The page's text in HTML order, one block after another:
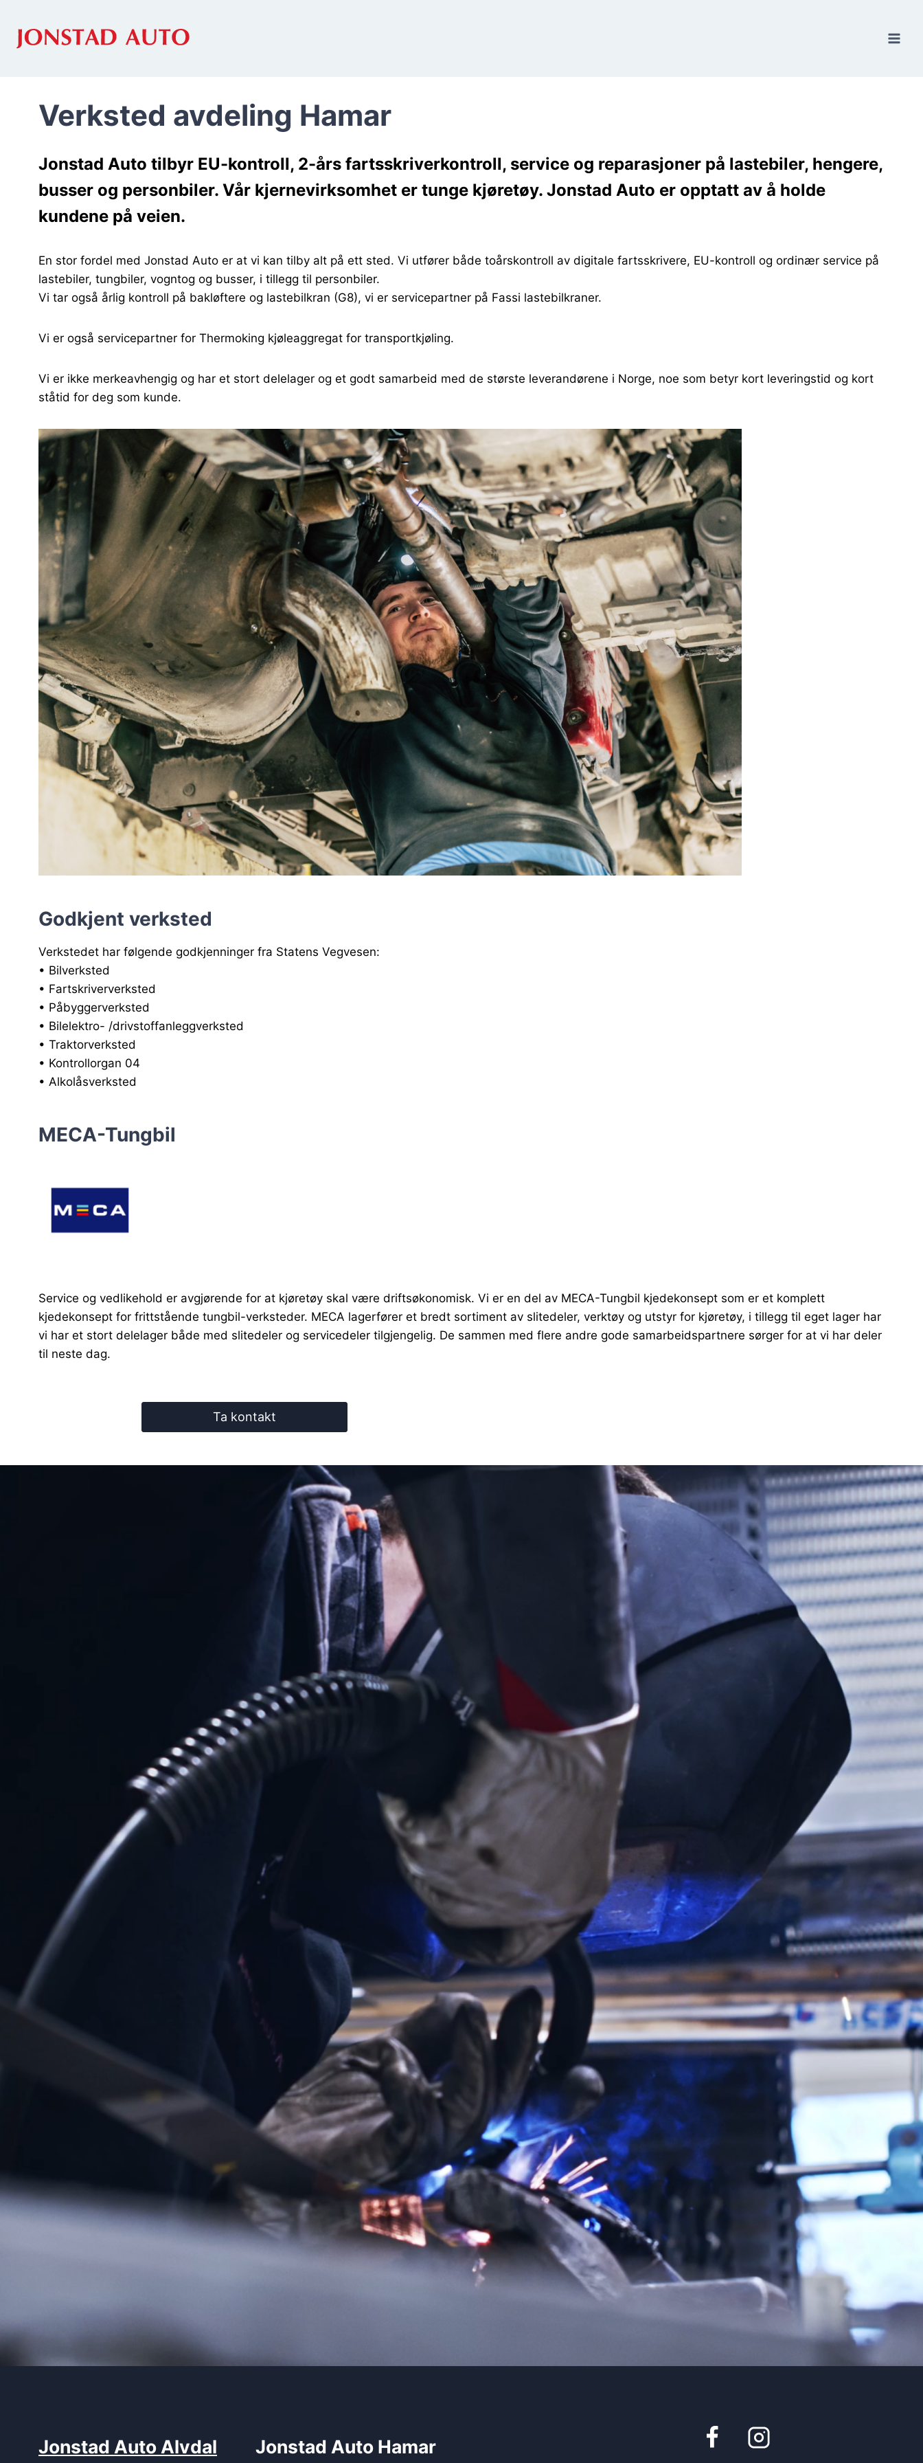
content
Verksted avdeling Hamar
Jonstad Auto tilbyr EU-kontroll, 2-års fartsskriverkontroll, service og reparasjoner på lastebiler, hengere,
busser og personbiler. Vår kjernevirksomhet er tunge kjøretøy. Jonstad Auto er opptatt av å holde
kundene på veien.
En stor fordel med Jonstad Auto er at vi kan tilby alt på ett sted. Vi utfører både toårskontroll av digitale fartsskrivere, EU-kontroll og ordinær service på
lastebiler, tungbiler, vogntog og busser, i tillegg til personbiler.
Vi tar også årlig kontroll på bakløftere og lastebilkran (G8), vi er servicepartner på Fassi lastebilkraner.
Vi er også servicepartner for Thermoking kjøleaggregat for transportkjøling.
Vi er ikke merkeavhengig og har et stort delelager og et godt samarbeid med de største leverandørene i Norge, noe som betyr kort leveringstid og kort
ståtid for deg som kunde.
Godkjent verksted
Verkstedet har følgende godkjenninger fra Statens Vegvesen:
• Bilverksted
• Fartskriververksted
• Påbyggerverksted
• Bilelektro- /drivstoffanleggverksted
• Traktorverksted
• Kontrollorgan 04
• Alkolåsverksted
MECA-Tungbil
Service og vedlikehold er avgjørende for at kjøretøy skal være driftsøkonomisk. Vi er en del av MECA-Tungbil kjedekonsept som er et komplett
kjedekonsept for frittstående tungbil-verksteder. MECA lagerfører et bredt sortiment av slitedeler, verktøy og utstyr for kjøretøy, i tillegg til eget lager har
vi har et stort delelager både med slitedeler og servicedeler tilgjengelig. De sammen med flere andre gode samarbeidspartnere sørger for at vi har deler
til neste dag.
Ta kontakt
Jonstad Auto Alvdal Jonstad Auto Hamar